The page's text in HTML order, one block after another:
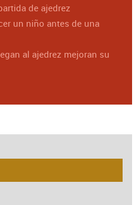
de ajedrez
un niño antes de una
al ajedrez mejoran su